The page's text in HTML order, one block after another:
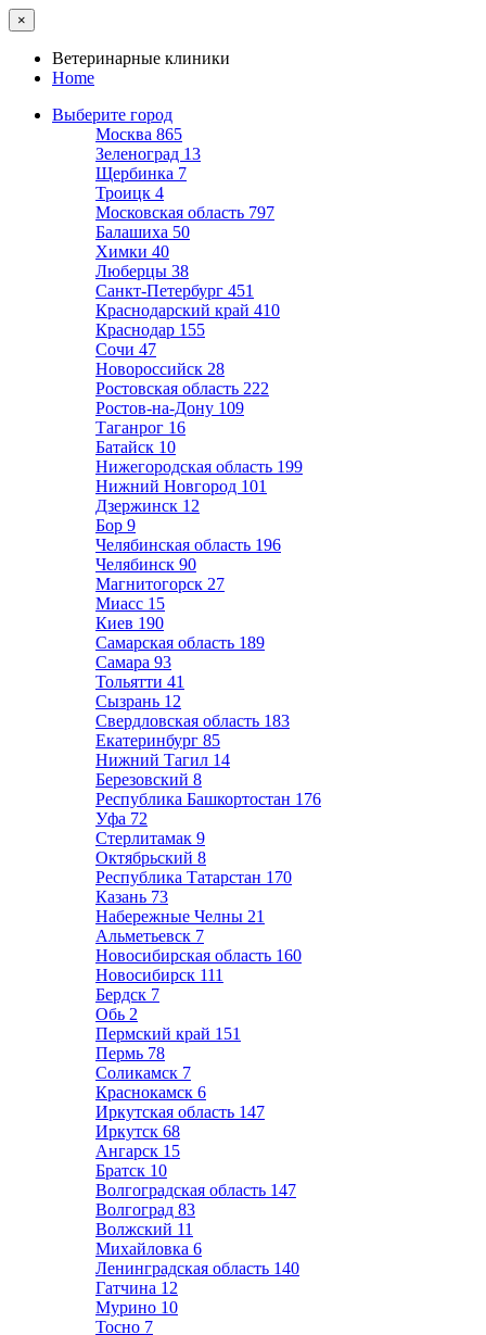
×
Ветеринарные клиники
Home
Выберите город
Москва 865
Зеленоград 13
Щербинка 7
Троицк 4
Московская область 797
Балашиха 50
Химки 40
Люберцы 38
Санкт-Петербург 451
Краснодарский край 410
Краснодар 155
Сочи 47
Новороссийск 28
Ростовская область 222
Ростов-на-Дону 109
Таганрог 16
Батайск 10
Нижегородская область 199
Нижний Новгород 101
Дзержинск 12
Бор 9
Челябинская область 196
Челябинск 90
Магнитогорск 27
Миасс 15
Киев 190
Самарская область 189
Самара 93
Тольятти 41
Сызрань 12
Свердловская область 183
Екатеринбург 85
Нижний Тагил 14
Березовский 8
Республика Башкортостан 176
Уфа 72
Стерлитамак 9
Октябрьский 8
Республика Татарстан 170
Казань 73
Набережные Челны 21
Альметьевск 7
Новосибирская область 160
Новосибирск 111
Бердск 7
Обь 2
Пермский край 151
Пермь 78
Соликамск 7
Краснокамск 6
Иркутская область 147
Иркутск 68
Ангарск 15
Братск 10
Волгоградская область 147
Волгоград 83
Волжский 11
Михайловка 6
Ленинградская область 140
Гатчина 12
Мурино 10
Тосно 7